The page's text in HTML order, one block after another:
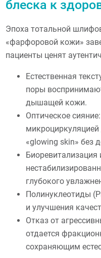
блеска к
Эпоха тотальной
«фарфоровой кожи»
пациенты ценят
Естественная
поры
дышащей кожи.
Оптическое
«glowing skin» без
Биоревитализация
глубокого
Полинуклеотиды
и улучшения
Отказ от
отдается
сохраняющим